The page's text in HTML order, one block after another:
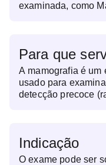
examinada, como
período pós-
menos doloridas. -
gravidez,
menstrual, o exame
casos duvidosos, o
Mamografia,
Ultrassom, é
imagens da
Para que
A mamografia é um
usado para
detecção precoce
Indicação
O exame pode ser